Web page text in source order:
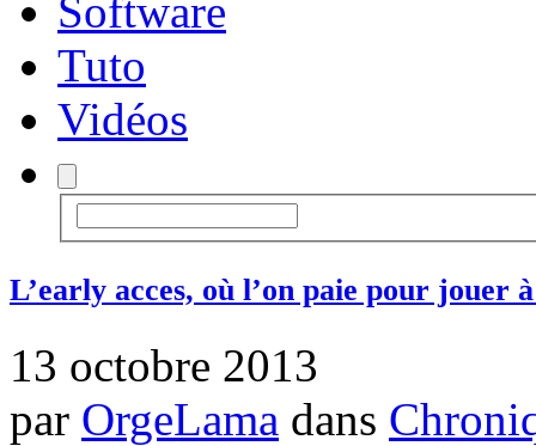
Software
Tuto
Vidéos
L’early acces, où l’on paie pour jouer
13 octobre 2013
par OrgeLama dans